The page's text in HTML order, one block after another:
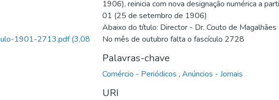
1901-2713.pdf(3,08
1906), reinicia com nova designação numérica a
01 (25 de setembro de 1906)
Abaixo do título: Director - Dr. Couto de Magalhães
No mês de outubro falta o fascículo 2728
Palavras-chave
Comércio - Periódicos , Anúncios - Jornais
URI